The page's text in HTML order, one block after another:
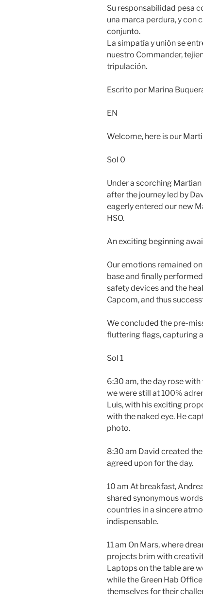
Su responsabilidad pesa
una marca perdura, y con
conjunto.
La simpatía y unión se
nuestro Commander,
tripulación.
Escrito por Marina
EN
Welcome, here is our
Sol 0
Under a scorching
after the journey led by
eagerly entered our new
HSO.
An exciting beginning
Our emotions remained
base and finally
safety devices and the
Capcom, and thus
We concluded the pre-
fluttering flags, capturing
Sol 1
6:30 am, the day rose
we were still at 100%
Luis, with his exciting
with the naked eye. He
photo.
8:30 am David created
agreed upon for the day.
10 am At breakfast,
shared synonymous
countries in a sincere
indispensable.
11 am On Mars, where
projects brim with
Laptops on the table are
while the Green Hab
themselves for their